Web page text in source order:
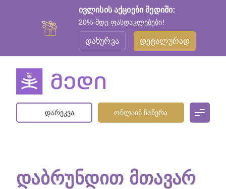
ივლისის აქციები მედიში:
20%-მდე ფასდაკლებები!
დახურვა დეტალურად
დარეკვა ონლაინ ჩაწერა
ᲓᲐᲑᲠᲣᲜᲓᲘᲗ ᲛᲗᲐᲕᲐᲠ